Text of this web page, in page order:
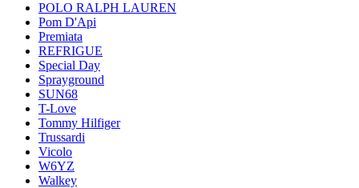
POLO RALPH LAUREN
Pom D'Api
Premiata
REFRIGUE
Special Day
Sprayground
SUN68
T-Love
Tommy Hilfiger
Trussardi
Vicolo
W6YZ
Walkey